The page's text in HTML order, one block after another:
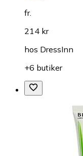
fr.
214 kr
hos DressInn
+6 butiker